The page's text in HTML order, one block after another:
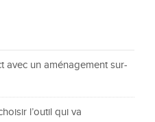
avec un aménagement sur-
l’outil qui va